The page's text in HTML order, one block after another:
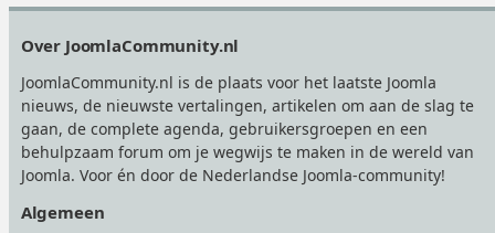
Over JoomlaCommunity.nl
JoomlaCommunity.nl is de plaats voor het laatste Joomla
nieuws, de nieuwste vertalingen, artikelen om aan de slag te
gaan, de complete agenda, gebruikersgroepen en een
behulpzaam forum om je wegwijs te maken in de wereld van
Joomla. Voor én door de Nederlandse Joomla-community!
Algemeen